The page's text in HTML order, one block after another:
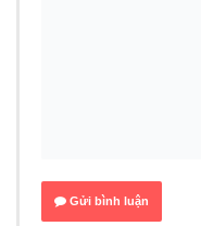
Gửi bình luận